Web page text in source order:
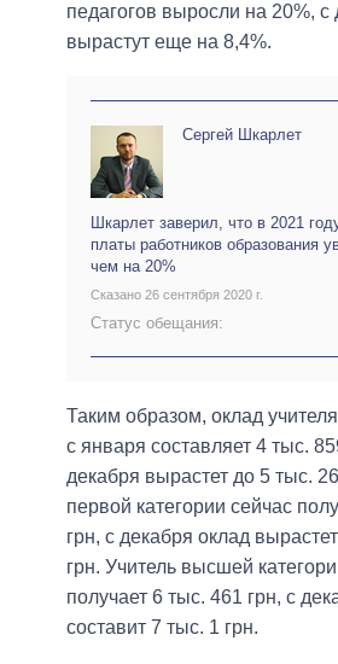
педагогов выросли на 20%, с
вырастут еще на 8,4%.
Сергей Шкарлет
Шкарлет заверил, что в 2021
платы работников образования
чем на 20%
Сказано 26 сентября 2020 г.
Статус обещания:
Таким образом, оклад
с января составляет 4 тыс.
декабря вырастет до 5 тыс.
первой категории сейчас
грн, с декабря оклад
грн. Учитель высшей
получает 6 тыс. 461 грн, с
составит 7 тыс. 1 грн.